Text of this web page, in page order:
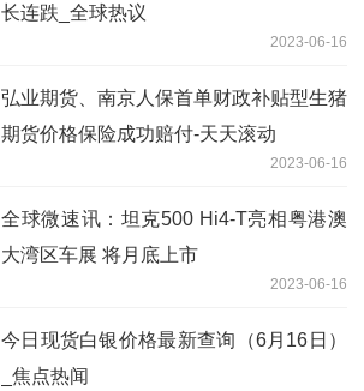
长连跌_全球热议
2023-06-16
弘业期货、南京人保首单财政补贴型生猪
期货价格保险成功赔付-天天滚动
2023-06-16
全球微速讯：坦克500 Hi4-T亮相粤港澳
大湾区车展 将月底上市
2023-06-16
今日现货白银价格最新查询（6月16日）
_焦点热闻